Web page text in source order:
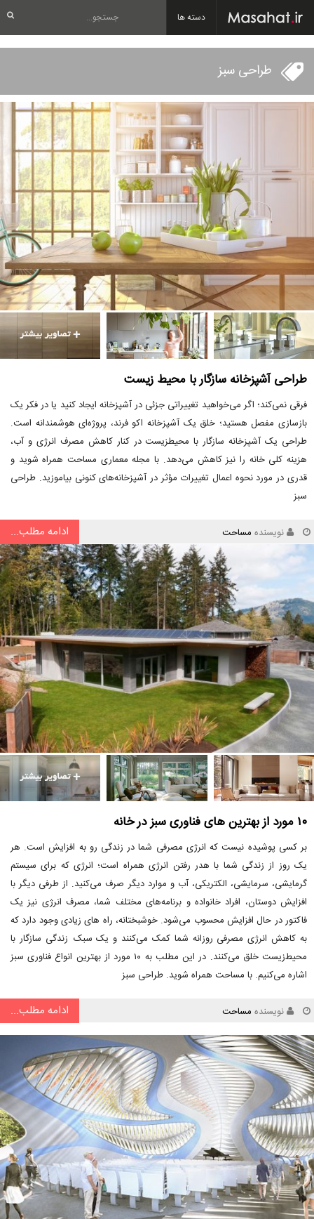
دسته ها
طراحی سبز
طراحی آشپزخانه سازگار با محیط زیست
فرقی نمی‌کند؛ اگر می‌خواهید تغییراتی جزئی در آشپزخانه ایجاد کنید یا در فکر یک
بازسازی مفصل هستید؛ خلق یک آشپزخانه اکو فرند، پروژه‌ای هوشمندانه است.
طراحی یک آشپزخانه سازگار با محیطزیست در کنار کاهش مصرف انرژی و آب،
هزینه کلی خانه را نیز کاهش می‌دهد. با مجله معماری مساحت همراه شوید و
قدری در مورد نحوه اعمال تغییرات مؤثر در آشپزخانه‌های کنونی بیاموزید. طراحی
سبز
نویسنده مساحت ادامه مطلب...
۱۰ مورد از بهترین های فناوری سبز در خانه
بر کسی پوشیده نیست که انرژی مصرفی شما در زندگی رو به افزایش است. هر
یک روز از زندگی شما با هدر رفتن انرژی همراه است؛ انرژی که برای سیستم
گرمایشی، سرمایشی، الکتریکی، آب و موارد دیگر صرف می‌کنید. از طرفی دیگر با
افزایش دوستان، افراد خانواده و برنامه‌های مختلف شما، مصرف انرژی نیز یک
فاکتور در حال افزایش محسوب می‌شود. خوشبختانه، راه های زیادی وجود دارد که
به کاهش انرژی مصرفی روزانه شما کمک می‌کنند و یک سبک زندگی سازگار با
محیط‌زیست خلق می‌کنند. در این مطلب به ۱۰ مورد از بهترین انواع فناوری‌ سبز
اشاره می‌کنیم. با مساحت همراه شوید. طراحی سبز
نویسنده مساحت ادامه مطلب...